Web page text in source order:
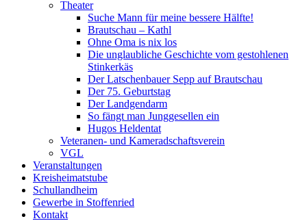
Theater
Suche Mann für meine bessere Hälfte!
Brautschau – Kathl
Ohne Oma is nix los
Die unglaubliche Geschichte vom gestohlenen
Stinkerkäs
Der Latschenbauer Sepp auf Brautschau
Der 75. Geburtstag
Der Landgendarm
So fängt man Junggesellen ein
Hugos Heldentat
Veteranen- und Kameradschaftsverein
VGL
Veranstaltungen
Kreisheimatstube
Schullandheim
Gewerbe in Stoffenried
Kontakt